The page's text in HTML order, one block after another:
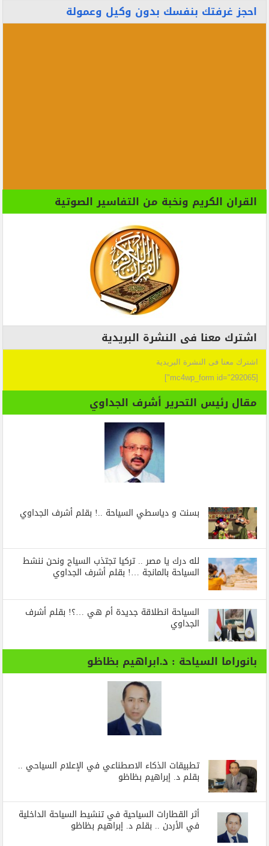
احجز غرفتك بنفسك بدون وكيل وعمولة
القران الكريم ونخبة من التفاسير الصوتية
اشترك معنا فى النشرة البريدية
اشترك معنا فى النشرة البريدية
[mc4wp_form id="292065"]
مقال رئيس التحرير أشرف الجداوي
بسنت و دياسطي السياحة ..! بقلم أشرف الجداوي
لله درك يا مصر .. تركيا تجتذب السياح ونحن ننشط
السياحة بالمانجة …! بقلم أشرف الجداوي
السياحة انطلاقة جديدة أم هي …؟! بقلم أشرف
الجداوي
بانوراما السياحة : د.ابراهيم بظاظو
تطبيقات الذكاء الاصطناعي في الإعلام السياحي ..
بقلم د. إبراهيم بظاظو
أثر القطارات السياحية في تنشيط السياحة الداخلية
في الأردن .. بقلم د. إبراهيم بظاظو